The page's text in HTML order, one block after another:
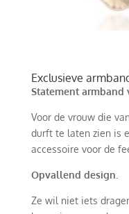
Exclusieve
Statement armband
Voor de vrouw die
durft te laten zien is
accessoire voor de
Opvallend design.
Ze wil niet iets